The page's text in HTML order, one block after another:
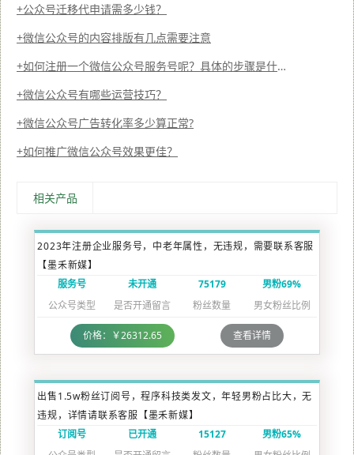
公众号迁移代申请需多少钱？
微信公众号的内容排版有几点需要注意
如何注册一个微信公众号服务号呢？具体的步骤是什么呢？
微信公众号有哪些运营技巧？
微信公众号广告转化率多少算正常?
如何推广微信公众号效果更佳？
相关产品
2023年注册企业服务号，中老年属性，无违规，需要联系客服
【墨禾新媒】
服务号
公众号类型
未开通
是否开通留言
75179
粉丝数量
男粉69%
男女粉丝比例
价格：￥26312.65 查看详情
出售1.5w粉丝订阅号，程序科技类发文，年轻男粉占比大，无
违规，详情请联系客服【墨禾新媒】
订阅号
已开通
15127
男粉65%